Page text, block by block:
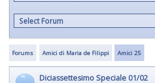
Select Forum
Forums Amici di Maria de Filippi Amici 25
Diciassettesimo Speciale 01/02